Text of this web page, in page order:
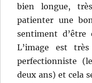
bien longue,
patienter une
sentiment
L’image est
perfectionniste
deux ans) et cela